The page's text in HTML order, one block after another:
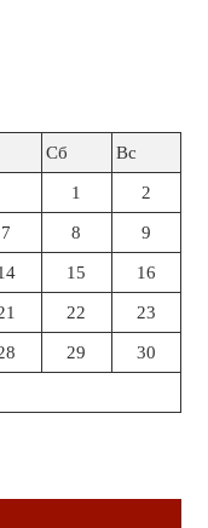
Сб Вс
1 2
7 8 9
15 16
22 23
29 30